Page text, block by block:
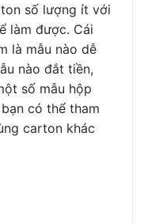
số lượng ít với
làm được. Cái
là mẫu nào dễ
nào đắt tiền,
số mẫu hộp
có thể tham
carton khác